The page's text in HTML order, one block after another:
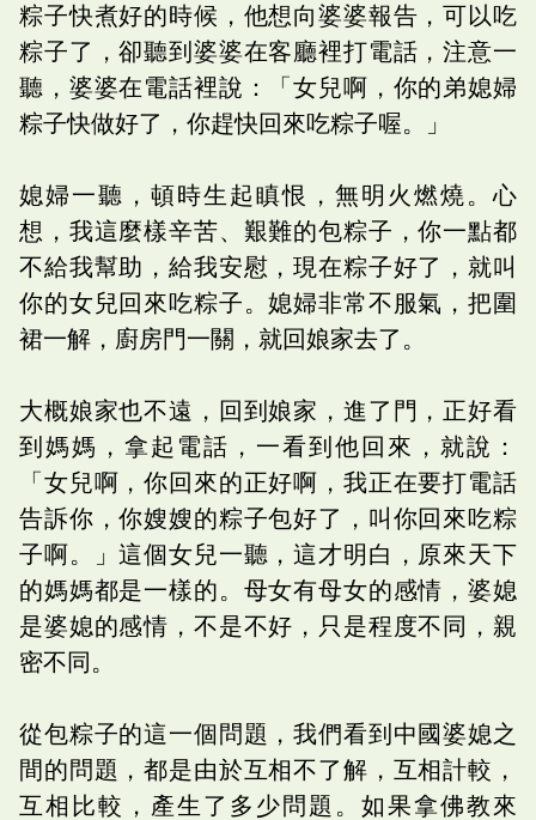
粽子快煮好的時候，他想向婆婆報告，可以吃
粽子了，卻聽到婆婆在客廳裡打電話，注意一
聽，婆婆在電話裡說：「女兒啊，你的弟媳婦
粽子快做好了，你趕快回來吃粽子喔。」
媳婦一聽，頓時生起瞋恨，無明火燃燒。心
想，我這麼樣辛苦、艱難的包粽子，你一點都
不給我幫助，給我安慰，現在粽子好了，就叫
你的女兒回來吃粽子。媳婦非常不服氣，把圍
裙一解，廚房門一關，就回娘家去了。
大概娘家也不遠，回到娘家，進了門，正好看
到媽媽，拿起電話，一看到他回來，就說：
「女兒啊，你回來的正好啊，我正在要打電話
告訴你，你嫂嫂的粽子包好了，叫你回來吃粽
子啊。」這個女兒一聽，這才明白，原來天下
的媽媽都是一樣的。母女有母女的感情，婆媳
是婆媳的感情，不是不好，只是程度不同，親
密不同。
從包粽子的這一個問題，我們看到中國婆媳之
間的問題，都是由於互相不了解，互相計較，
互相比較，產生了多少問題。如果拿佛教來